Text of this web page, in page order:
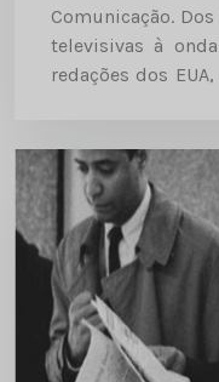
Comunicação.
televisivas à
redações dos